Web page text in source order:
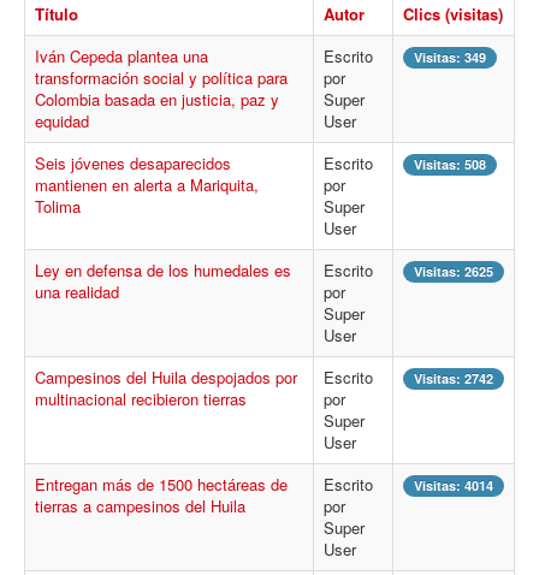
Derechos
Reportajes
Procesos
Cultura
Región
La Agenda
Título Autor
Clics (visitas)
Iván Cepeda plantea una
transformación social y política para
Colombia basada en justicia, paz y
equidad
Escrito
por
Super
User
Visitas: 349
Seis jóvenes desaparecidos
mantienen en alerta a Mariquita,
Tolima
Escrito
por
Super
User
Visitas: 508
Ley en defensa de los humedales es
una realidad
Escrito
por
Super
User
Visitas: 2625
Campesinos del Huila despojados por
multinacional recibieron tierras
Escrito
por
Super
User
Visitas: 2742
Entregan más de 1500 hectáreas de
tierras a campesinos del Huila
Escrito
por
Super
User
Visitas: 4014